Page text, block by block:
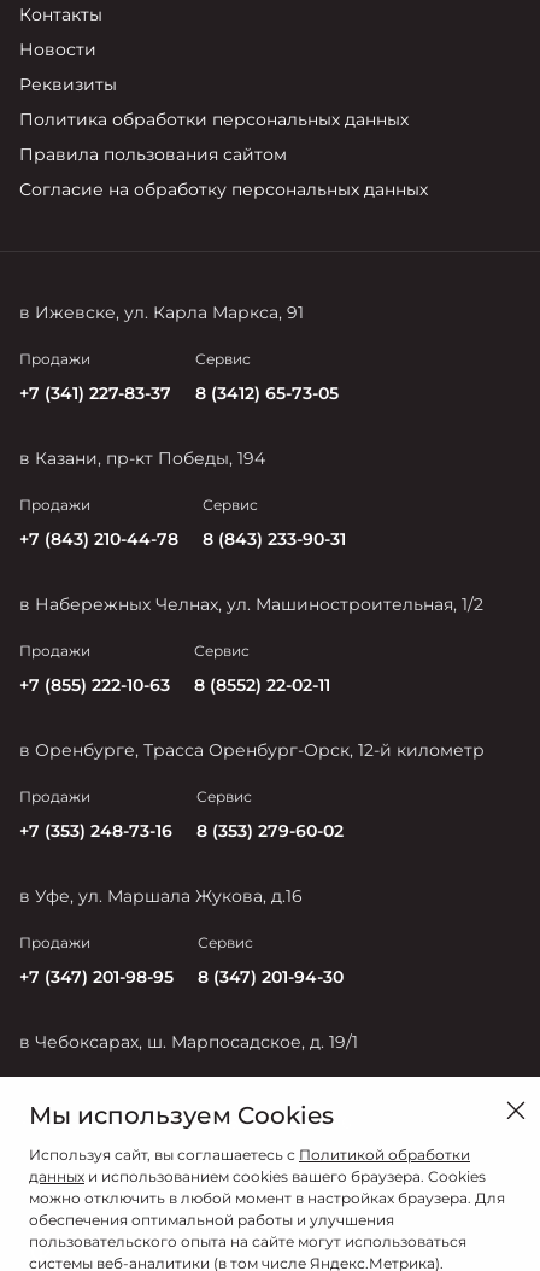
Контакты
Новости
Реквизиты
Политика обработки персональных данных
Правила пользования сайтом
Согласие на обработку персональных данных
в Ижевске, ул. Карла Маркса, 91
Продажи
+7 (341) 227-83-37
Сервис
8 (3412) 65-73-05
в Казани, пр-кт Победы, 194
Продажи
+7 (843) 210-44-78
Сервис
8 (843) 233-90-31
в Набережных Челнах, ул. Машиностроительная, 1/2
Продажи
+7 (855) 222-10-63
Сервис
8 (8552) 22-02-11
в Оренбурге, Трасса Оренбург-Орск, 12-й километр
Продажи
+7 (353) 248-73-16
Сервис
8 (353) 279-60-02
в Уфе, ул. Маршала Жукова, д.16
Продажи
+7 (347) 201-98-95
Сервис
8 (347) 201-94-30
в Чебоксарах, ш. Марпосадское, д. 19/1
+7 (835) 228-54-17 +7 (835) 228-50-56
Мы используем Cookies
Используя сайт, вы соглашаетесь с Политикой обработки
данных и использованием cookies вашего браузера. Cookies
можно отключить в любой момент в настройках браузера. Для
обеспечения оптимальной работы и улучшения
пользовательского опыта на сайте могут использоваться
системы веб-аналитики (в том числе Яндекс.Метрика).